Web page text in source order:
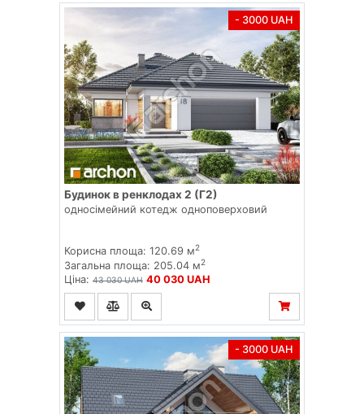
- 3000 UAH
Будинок в ренклодах 2 (Г2)
односімейний котедж одноповерховий
Корисна площа: 120.69 м2
Загальна площа: 205.04 м2
Ціна: 43 030 UAH 40 030 UAH
- 3000 UAH